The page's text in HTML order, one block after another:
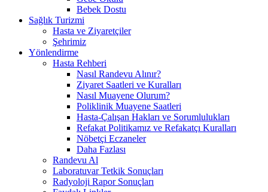
Bebek Dostu
Sağlık Turizmi
Hasta ve Ziyaretçiler
Şehrimiz
Yönlendirme
Hasta Rehberi
Nasıl Randevu Alınır?
Ziyaret Saatleri ve Kuralları
Nasıl Muayene Olurum?
Poliklinik Muayene Saatleri
Hasta-Çalışan Hakları ve Sorumlulukları
Refakat Politikamız ve Refakatçı Kuralları
Nöbetçi Eczaneler
Daha Fazlası
Randevu Al
Laboratuvar Tetkik Sonuçları
Radyoloji Rapor Sonuçları